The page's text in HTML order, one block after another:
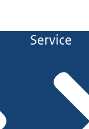
Service